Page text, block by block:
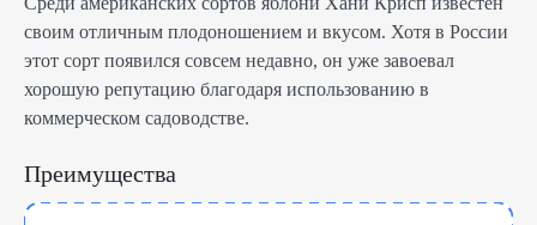
своим отличным плодоношением и вкусом. Хотя в России
этот сорт появился совсем недавно, он уже завоевал
хорошую репутацию благодаря использованию в
коммерческом садоводстве.
Преимущества